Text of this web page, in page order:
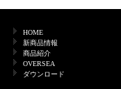
HOME
新商品情報
商品紹介
OVERSEA
ダウンロード